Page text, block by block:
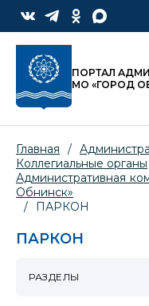
ПОРТАЛ
МО «ГОРОД
Главная /
Коллегиальные органы
Административная
Обнинск»
/
ПАРКОН
ПАРКОН
РАЗДЕЛЫ